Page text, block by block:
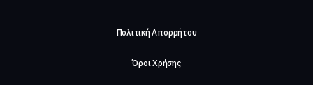
Πολιτική Απορρήτου
Όροι Χρήσης